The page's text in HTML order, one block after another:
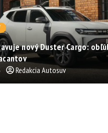
nový Duster Cargo:
Redakcia Autosuv